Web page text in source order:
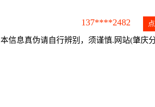
137****2482
本信息真伪请自行辨别，须谨慎.网站(肇庆